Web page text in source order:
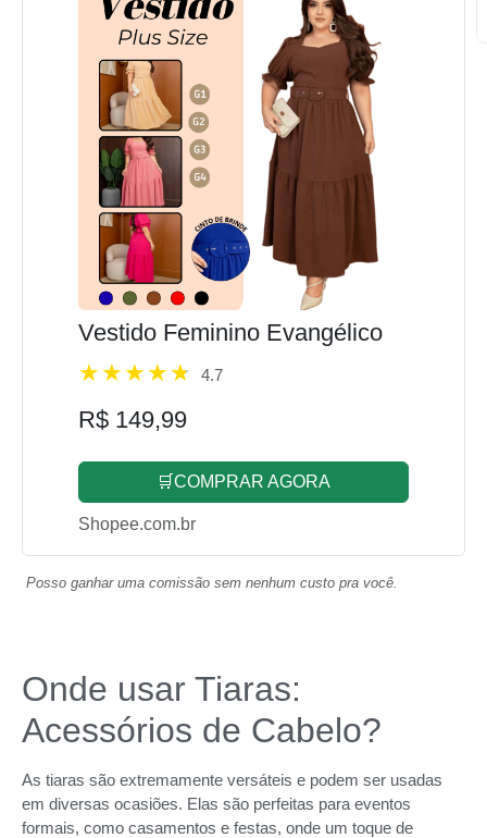
Vestido Feminino Evangélico
4.7
R$ 149,99
🛒COMPRAR AGORA
Shopee.com.br
Posso ganhar uma comissão sem nenhum custo pra você.
Onde usar Tiaras:
Acessórios de Cabelo?
As tiaras são extremamente versáteis e podem ser usadas
em diversas ocasiões. Elas são perfeitas para eventos
formais, como casamentos e festas, onde um toque de